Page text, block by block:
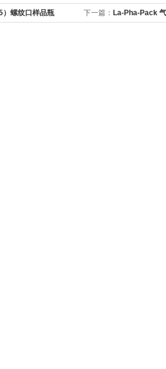
螺纹口样品瓶 下一篇： La-Pha-Pack